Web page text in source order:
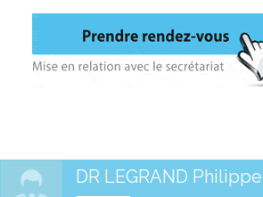
DR LEGRAND Philippe